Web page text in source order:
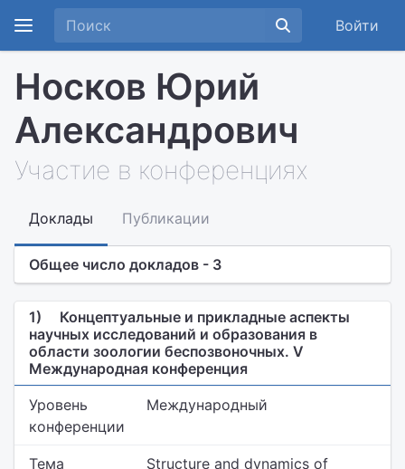
Войти
Носков Юрий
Александрович
Участие в конференциях
Доклады Публикации
Общее число докладов - 3
1)
Концептуальные и прикладные аспекты
научных исследований и образования в
области зоологии беспозвоночных. V
Международная конференция
Уровень
конференции
Международный
Тема
Structure and dynamics of